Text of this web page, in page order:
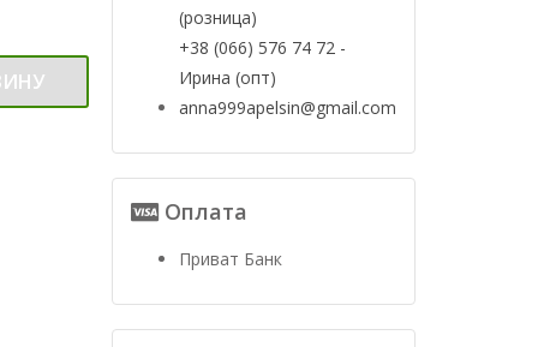
(розница)
+38 (066) 576 74 72 -
Ирина (опт)
anna999apelsin@gmail.com
Оплата
Приват Банк